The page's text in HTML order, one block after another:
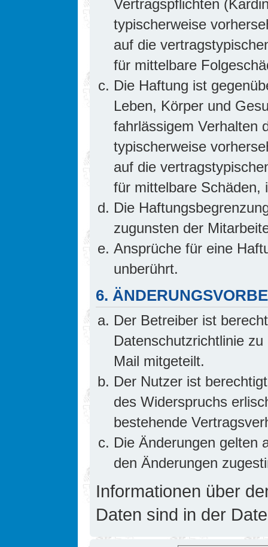
Vertragspflichten
typischerweise
auf die
für mittelbare
Die Haftung ist
Leben, Körper und
fahrlässigem Verhalten
typischerweise
auf die
für mittelbare Schäden,
Die
zugunsten der
Ansprüche für eine
unberührt.
6.
Der Betreiber ist
Datenschutzrichtlinie
Mail mitgeteilt.
Der Nutzer ist
des Widerspruchs
bestehende
Die Änderungen gelten
den Änderungen
Informationen über
Daten sind in der